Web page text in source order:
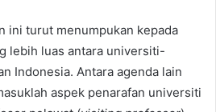
ini turut menumpukan kepada
lebih luas antara universiti-
Indonesia. Antara agenda lain
aspek penarafan universiti